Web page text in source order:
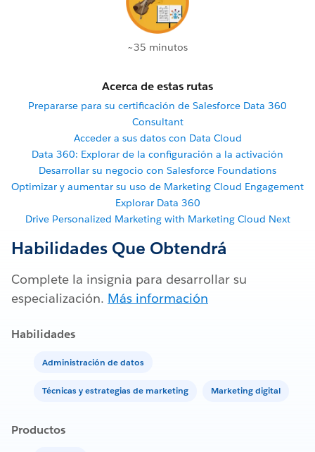
~35 minutos
Acerca de estas rutas
Prepararse para su certificación de Salesforce Data 360
Consultant
Acceder a sus datos con Data Cloud
Data 360: Explorar de la configuración a la activación
Desarrollar su negocio con Salesforce Foundations
Optimizar y aumentar su uso de Marketing Cloud Engagement
Explorar Data 360
Drive Personalized Marketing with Marketing Cloud Next
Habilidades Que Obtendrá
Complete la insignia para desarrollar su
especialización. Más información
Habilidades
Administración de datos
Técnicas y estrategias de marketing Marketing digital
Productos